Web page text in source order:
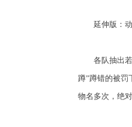
延伸版：动
各队抽出若
蹲”蹲错的被罚
物名多次，绝对